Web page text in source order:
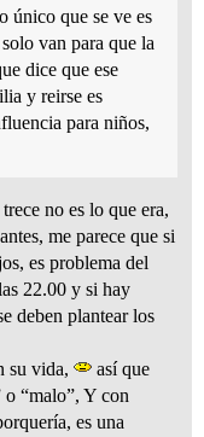
único que se ve es
van para que la
dice que ese
y reirse es
para niños,
no es lo que era,
me parece que si
es problema del
22.00 y si hay
deben plantear los
su vida,
así que
o “malo”, Y con
es una